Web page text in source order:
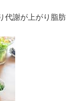
代謝が上がり脂肪